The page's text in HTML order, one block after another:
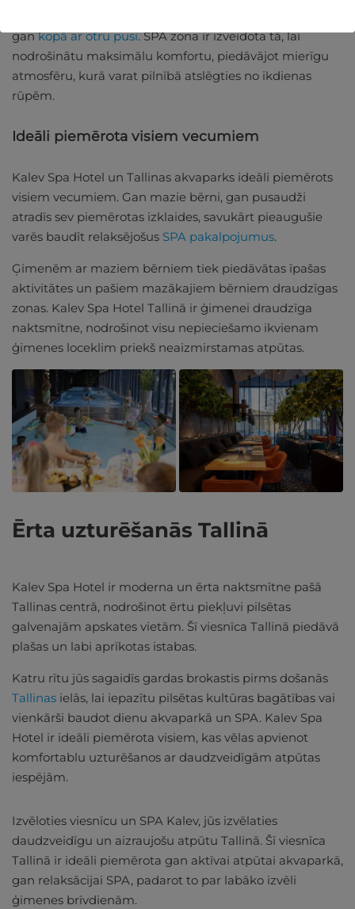
gankopā ar otru pusi. SPA zona ir izveidota tā, lai
nodrošinātu maksimālu komfortu, piedāvājot mierīgu
atmosfēru, kurā varat pilnībā atslēgties no ikdienas
rūpēm.
Ideāli piemērota visiem vecumiem
Kalev Spa Hotel un Tallinas akvaparks ideāli piemērots
visiem vecumiem. Gan mazie bērni, gan pusaudži
atradīs sev piemērotas izklaides, savukārt pieaugušie
varēs baudīt relaksējošus SPA pakalpojumus.
Ģimenēm ar maziem bērniem tiek piedāvātas īpašas
aktivitātes un pašiem mazākajiem bērniem draudzīgas
zonas. Kalev Spa Hotel Tallinā ir ģimenei draudzīga
naktsmītne, nodrošinot visu nepieciešamo ikvienam
ģimenes loceklim priekš neaizmirstamas atpūtas.
Ērta uzturēšanās Tallinā
Kalev Spa Hotel ir moderna un ērta naktsmītne pašā
Tallinas centrā, nodrošinot ērtu piekļuvi pilsētas
galvenajām apskates vietām. Šī viesnīca Tallinā piedāvā
plašas un labi aprīkotas istabas.
Katru rītu jūs sagaidīs gardas brokastis pirms došanās
Tallinas ielās, lai iepazītu pilsētas kultūras bagātības vai
vienkārši baudot dienu akvaparkā un SPA. Kalev Spa
Hotel ir ideāli piemērota visiem, kas vēlas apvienot
komfortablu uzturēšanos ar daudzveidīgām atpūtas
iespējām.
Izvēloties viesnīcu un SPA Kalev, jūs izvēlaties
daudzveidīgu un aizraujošu atpūtu Tallinā. Šī viesnīca
Tallinā ir ideāli piemērota gan aktīvai atpūtai akvaparkā,
gan relaksācijai SPA, padarot to par labāko izvēli
ģimenes brīvdienām.